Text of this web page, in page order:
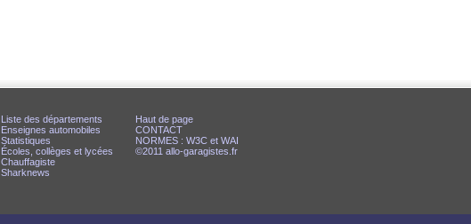
Liste des départements
Enseignes automobiles
Statistiques
Écoles, collèges et lycées
Chauffagiste
Sharknews
Haut de page
CONTACT
NORMES : W3C et WAI
©2011 allo-garagistes.fr